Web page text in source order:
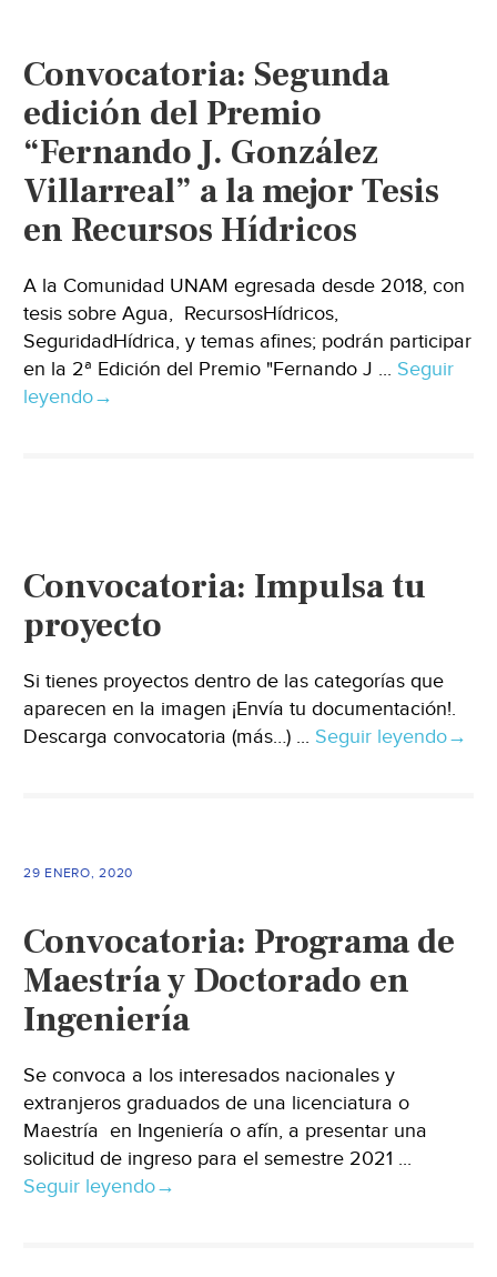
Convocatoria: Segunda
edición del Premio
“Fernando J. González
Villarreal” a la mejor Tesis
en Recursos Hídricos
A la Comunidad UNAM egresada desde 2018, con
tesis sobre Agua, RecursosHídricos,
SeguridadHídrica, y temas afines; podrán participar
en la 2ª Edición del Premio "Fernando J ... Seguir
leyendo→
Convocatoria: Impulsa tu
proyecto
Si tienes proyectos dentro de las categorías que
aparecen en la imagen ¡Envía tu documentación!.
Descarga convocatoria (más…) ... Seguir leyendo→
29 ENERO, 2020
Convocatoria: Programa de
Maestría y Doctorado en
Ingeniería
Se convoca a los interesados nacionales y
extranjeros graduados de una licenciatura o
Maestría en Ingeniería o afín, a presentar una
solicitud de ingreso para el semestre 2021 ...
Seguir leyendo→